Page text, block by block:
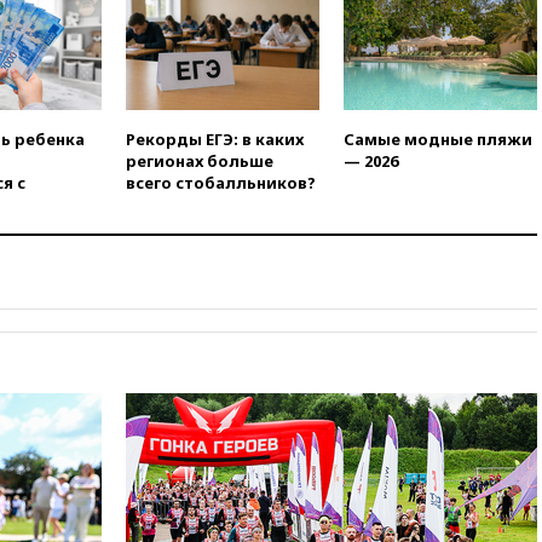
официальным визитом
19:58
В Госдуму будет внесен
законопроект об отмене ЕГЭ
19:50
Аэропорты Сочи и
Ярославля приостановили
работу
19:35
поддержать Вэнса на выборах
превысило максимум 2022
года
Геленджика возобновили
работу
19:00
Путин уточнил порядок
присвоения воинских званий
добровольцам
18:50Euractiv: восток
ребенка
с
Рекорды ЕГЭ: в каких
регионах больше
всего стобалльников?
Самые модные пляжи
— 2026